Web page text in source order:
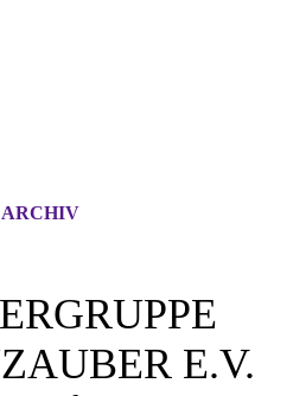
ARCHIV
E.V.